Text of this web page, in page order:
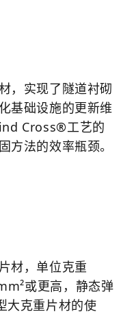
实现了隧道衬砌
基础设施的更新维
Cross®工艺的
方法的效率瓶颈。
材，单位克重
或更高，静态弹
大克重片材的使